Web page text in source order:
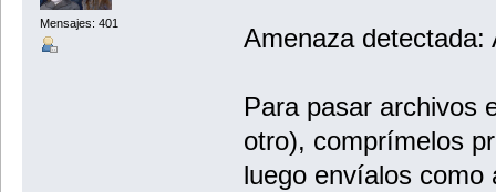
Mensajes: 401
Amenaza detectada:
Para pasar archivos
otro), comprímelos
luego envíalos como